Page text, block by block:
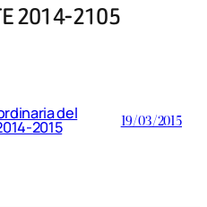
2014-2105
del
2015 19/03/2015